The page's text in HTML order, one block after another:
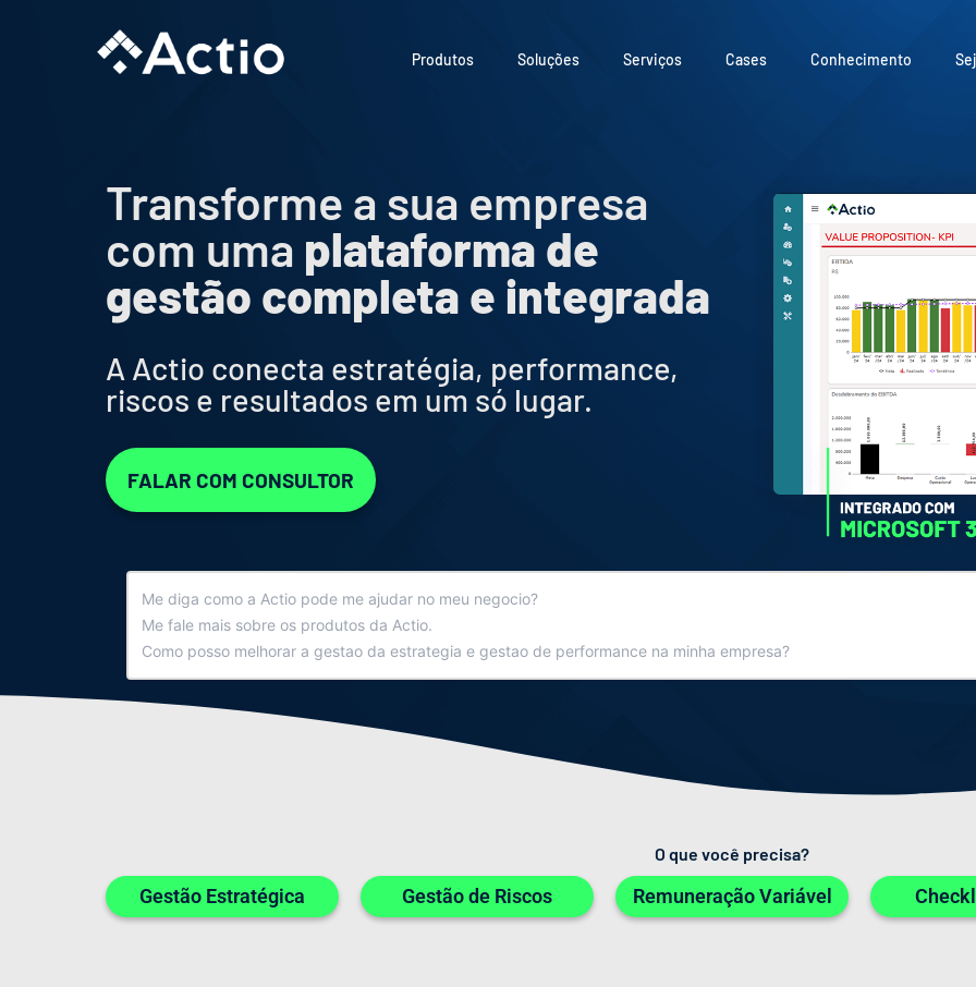
Produtos Soluções Serviços Cases Conhecimento
Transforme a sua empresa
com uma plataforma de
gestão completa e integrada
A Actio conecta estratégia, performance,
riscos e resultados em um só lugar.
FALAR COM CONSULTOR
O que você precisa?
Gestão Estratégica Gestão de Riscos Remuneração Variável